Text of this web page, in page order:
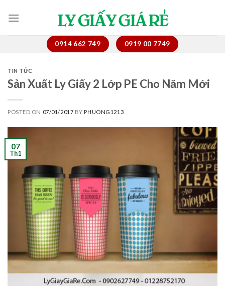
0914 662 749 0919 00 7749
TIN TỨC
Sản Xuất Ly Giấy 2 Lớp PE Cho Năm Mới
POSTED ON 07/01/2017 BYPHUONG1213
07
Th1